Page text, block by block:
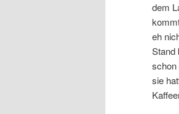
dem
eh
Stand
schon
sie